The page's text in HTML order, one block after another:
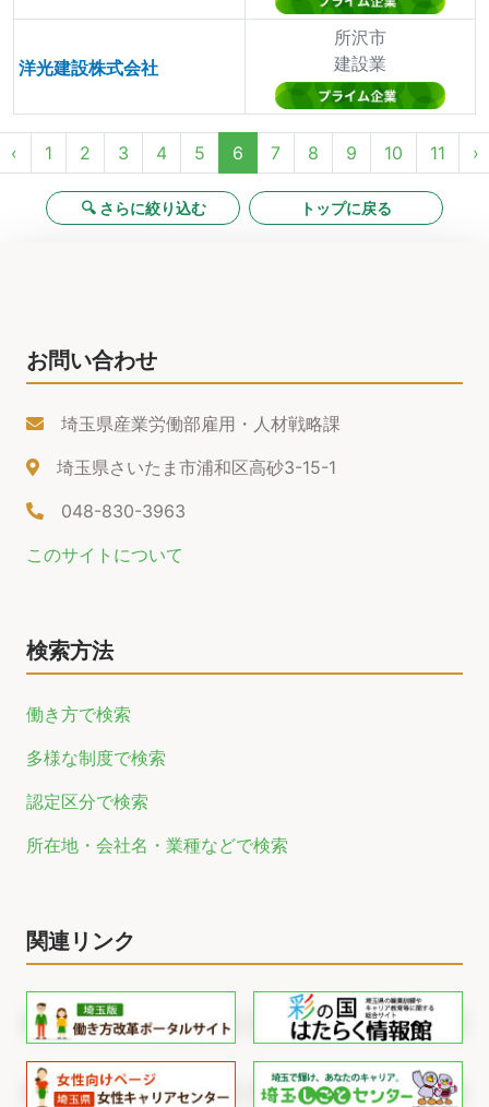
洋光建設株式会社
所沢市
建設業
‹ 1 2 3 4 5 6 7 8 9 10 11 ›
🔍 さらに絞り込む トップに戻る
お問い合わせ
埼玉県産業労働部雇用・人材戦略課
埼玉県さいたま市浦和区高砂3-15-1
048-830-3963
このサイトについて
検索方法
働き方で検索
多様な制度で検索
認定区分で検索
所在地・会社名・業種などで検索
関連リンク